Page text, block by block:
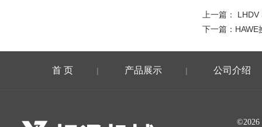
上一篇： LHDV
下一篇： HAWE
首 页 | 产品展示 | 公司介绍